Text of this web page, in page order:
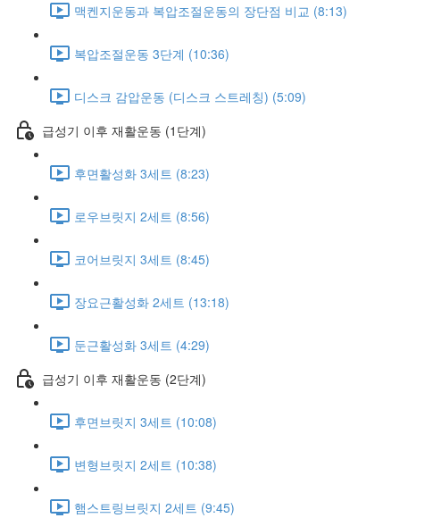
맥켄지운동과 복압조절운동의 장단점 비교 (8:13)
복압조절운동 3단계 (10:36)
디스크 감압운동 (디스크 스트레칭) (5:09)
급성기 이후 재활운동 (1단계)
후면활성화 3세트 (8:23)
로우브릿지 2세트 (8:56)
코어브릿지 3세트 (8:45)
장요근활성화 2세트 (13:18)
둔근활성화 3세트 (4:29)
급성기 이후 재활운동 (2단계)
후면브릿지 3세트 (10:08)
변형브릿지 2세트 (10:38)
햄스트링브릿지 2세트 (9:45)